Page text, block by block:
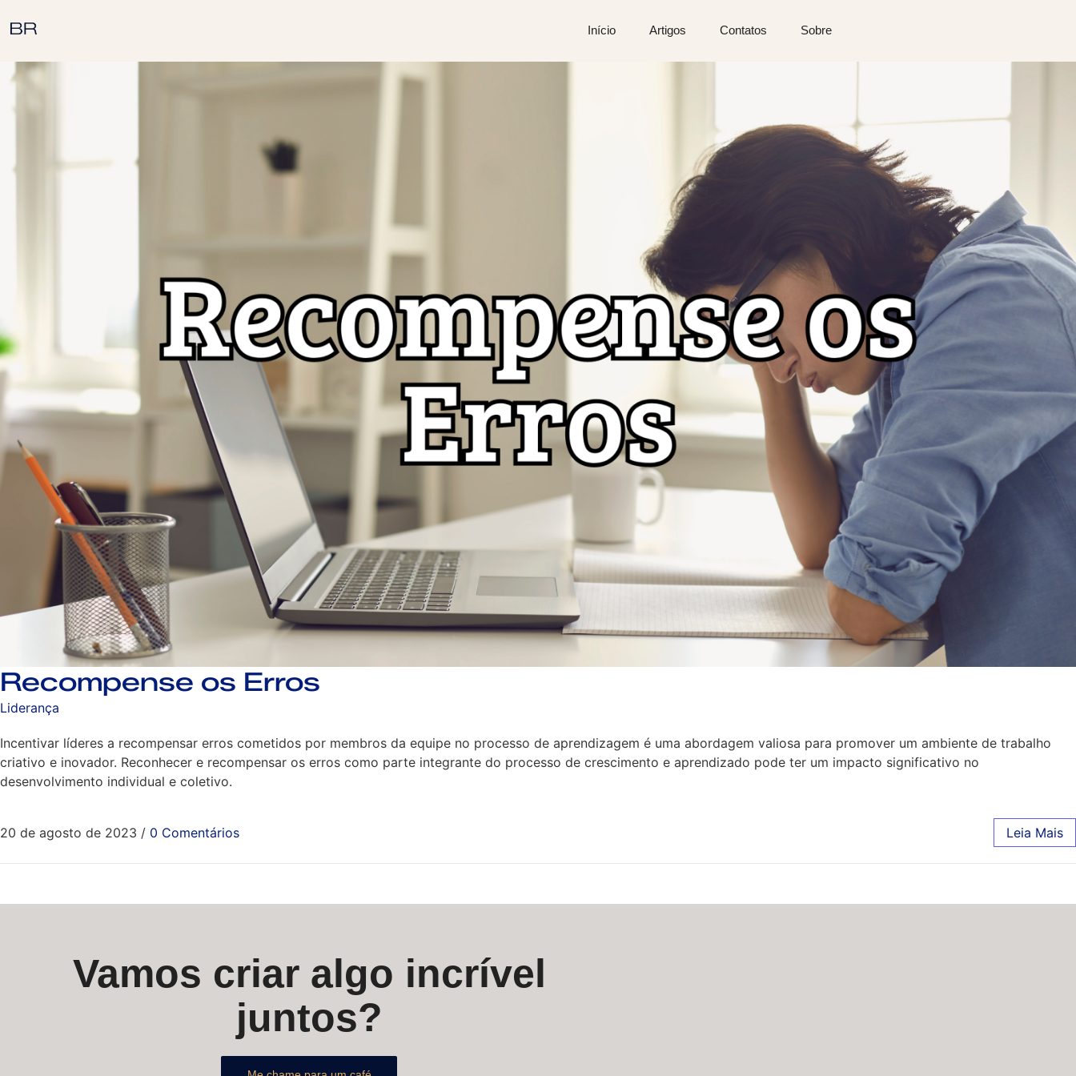
Início Artigos Contatos Sobre
Recompense os Erros
Liderança
Incentivar líderes a recompensar erros cometidos por membros da equipe no processo de aprendizagem é uma abordagem valiosa para promover um ambiente de trabalho
criativo e inovador. Reconhecer e recompensar os erros como parte integrante do processo de crescimento e aprendizado pode ter um impacto significativo no
desenvolvimento individual e coletivo.
20 de agosto de 2023 / 0 Comentários Leia Mais
Vamos criar algo incrível
juntos?